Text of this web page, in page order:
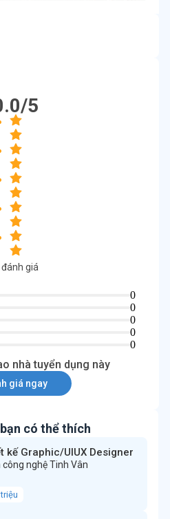
0
0
0
0
0
/5
đánh giá
nhà tuyển dụng này
giá ngay
có thể thích
kế Graphic/UIUX Designer
nghệ Tinh Vân